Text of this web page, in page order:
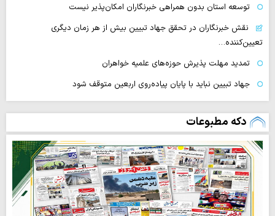
توسعه استان بدون همراهی خبرنگاران امکان‌پذیر نیست
نقش خبرنگاران در تحقق جهاد تبیین بیش از هر زمان دیگری
تعیین‌کننده…
تمدید مهلت پذیرش حوزه‌های علمیه خواهران
جهاد تبیین نباید با پایان پیاده‌روی اربعین متوقف شود
دکه مطبوعات